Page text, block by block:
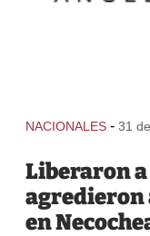
NACIONALES - 31
Liberaron
agredieron
en